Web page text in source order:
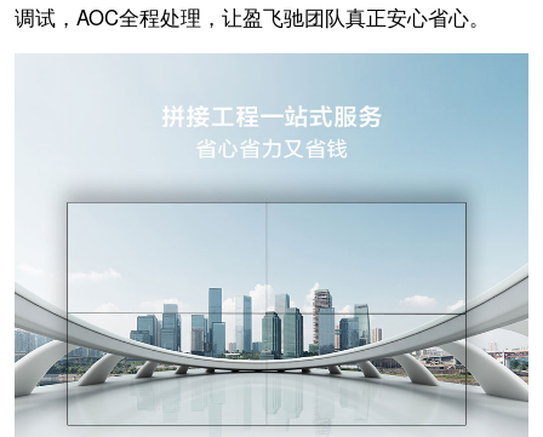
调试，AOC全程处理，让盈飞驰团队真正安心省心。